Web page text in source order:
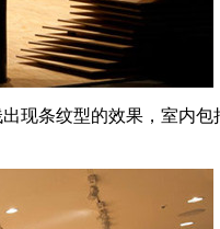
现条纹型的效果，室内